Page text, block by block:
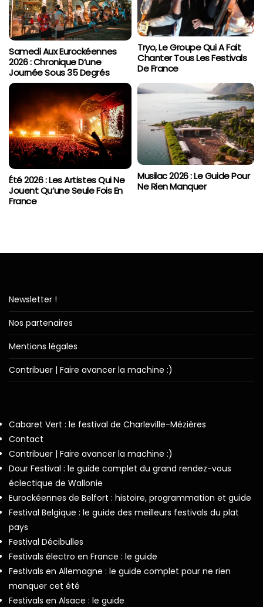
Samedi Aux Eurockéennes
2026 : Chronique D’une
Journée Sous 35 Degrés
Tryo, Le Groupe Qui A Fait
Chanter Tous Les Festivals
De France
Été 2026 : Les Artistes Qui Ne
Jouent Qu’une Seule Fois En
France
Musilac 2026 : Le Guide Pour
Ne Rien Manquer
Newsletter !
Nos partenaires
Mentions légales
Contribuer | Faire avancer la machine :)
Cabaret Vert : le festival de Charleville-Mézières
Contact
Contribuer | Faire avancer la machine :)
Dour Festival : le guide complet du grand rendez-vous
éclectique de Wallonie
Eurockéennes de Belfort : histoire, programmation et guide
Festival Belgique : le guide des meilleurs festivals du plat
pays
Festival Décibulles
Festivals électro en France : le guide
Festivals en Allemagne : le guide complet pour ne rien
manquer cet été
Festivals en Alsace : le guide